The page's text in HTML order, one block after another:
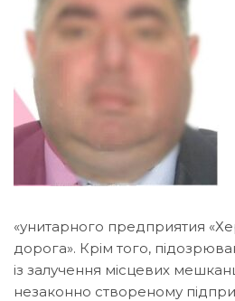
«унитарного предприятия
дорога». Крім того,
із залучення місцевих
незаконно створеному